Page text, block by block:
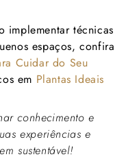
implementar técnicas
espaços, confira
Cuidar do Seu
em Plantas Ideais
conhecimento e
experiências e
sustentável!